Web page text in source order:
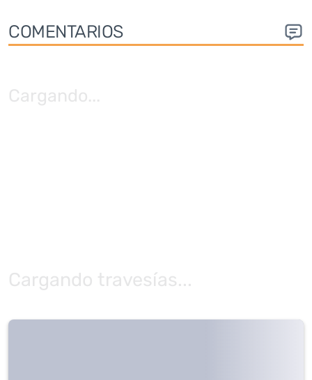
COMENTARIOS
Cargando...
Cargando travesías...